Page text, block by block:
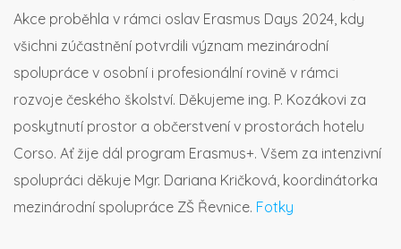
Akce proběhla v rámci oslav Erasmus Days 2024, kdy
všichni zúčastnění potvrdili význam mezinárodní
spolupráce v osobní i profesionální rovině v rámci
rozvoje českého školství. Děkujeme ing. P. Kozákovi za
poskytnutí prostor a občerstvení v prostorách hotelu
Corso. Ať žije dál program Erasmus+. Všem za intenzivní
spolupráci děkuje Mgr. Dariana Kričková, koordinátorka
mezinárodní spolupráce ZŠ Řevnice. Fotky